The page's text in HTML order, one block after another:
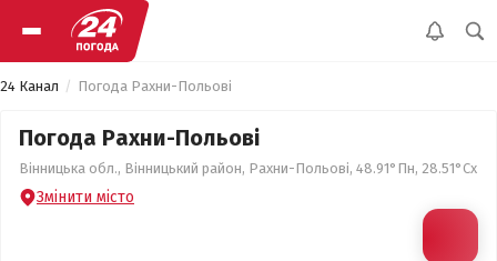
24 Канал Погода Рахни-Польові
Погода Рахни-Польові
Вінницька обл., Вінницький район, Рахни-Польові, 48.91°Пн, 28.51°Сх
Змінити місто